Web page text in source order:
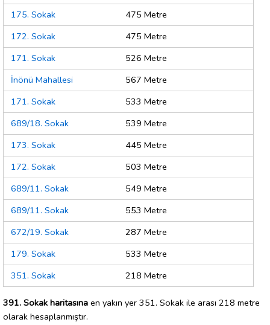
175. Sokak
475 Metre
172. Sokak
475 Metre
171. Sokak
526 Metre
İnönü Mahallesi
567 Metre
171. Sokak
533 Metre
689/18. Sokak
539 Metre
173. Sokak
445 Metre
172. Sokak
503 Metre
689/11. Sokak
549 Metre
689/11. Sokak
553 Metre
672/19. Sokak
287 Metre
179. Sokak
533 Metre
351. Sokak
218 Metre
391. Sokak haritasına en yakın yer 351. Sokak ile arası 218 metre
olarak hesaplanmıştır.